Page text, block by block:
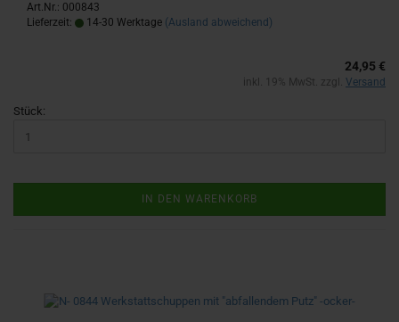
Art.Nr.: 000843
Lieferzeit:
14-30 Werktage (Ausland abweichend)
24,95 €
inkl. 19% MwSt. zzgl. Versand
Stück:
IN DEN WARENKORB